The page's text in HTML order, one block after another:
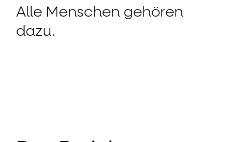
Alle Menschen gehören
dazu.